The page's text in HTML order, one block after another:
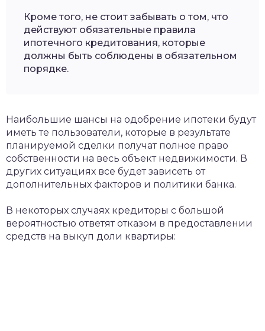
Кроме того, не стоит забывать о том, что
действуют обязательные правила
ипотечного кредитования, которые
должны быть соблюдены в обязательном
порядке.
Наибольшие шансы на одобрение ипотеки будут
иметь те пользователи, которые в результате
планируемой сделки получат полное право
собственности на весь объект недвижимости. В
других ситуациях все будет зависеть от
дополнительных факторов и политики банка.
В некоторых случаях кредиторы с большой
вероятностью ответят отказом в предоставлении
средств на выкуп доли квартиры: